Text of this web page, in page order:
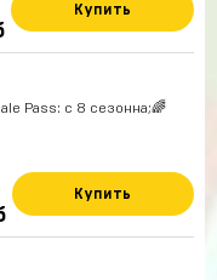
Купить
Pass: с 8 сезонна;🌈
Купить